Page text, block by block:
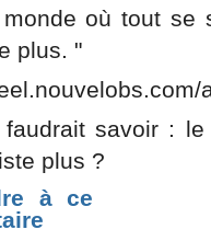
où tout se
plus. "
faudrait savoir :
plus ?